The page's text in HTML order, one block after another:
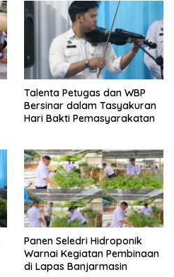
Talenta Petugas dan WBP
Bersinar dalam Tasyakuran
Hari Bakti Pemasyarakatan
Panen Seledri Hidroponik
Warnai Kegiatan Pembinaan
di Lapas Banjarmasin